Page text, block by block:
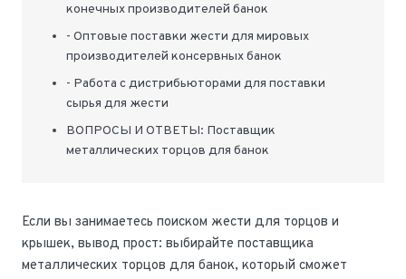
конечных производителей банок
- Оптовые поставки жести для мировых
производителей консервных банок
- Работа с дистрибьюторами для поставки
сырья для жести
ВОПРОСЫ И ОТВЕТЫ: Поставщик
металлических торцов для банок
Если вы занимаетесь поиском жести для торцов и
крышек, вывод прост: выбирайте поставщика
металлических торцов для банок, который сможет